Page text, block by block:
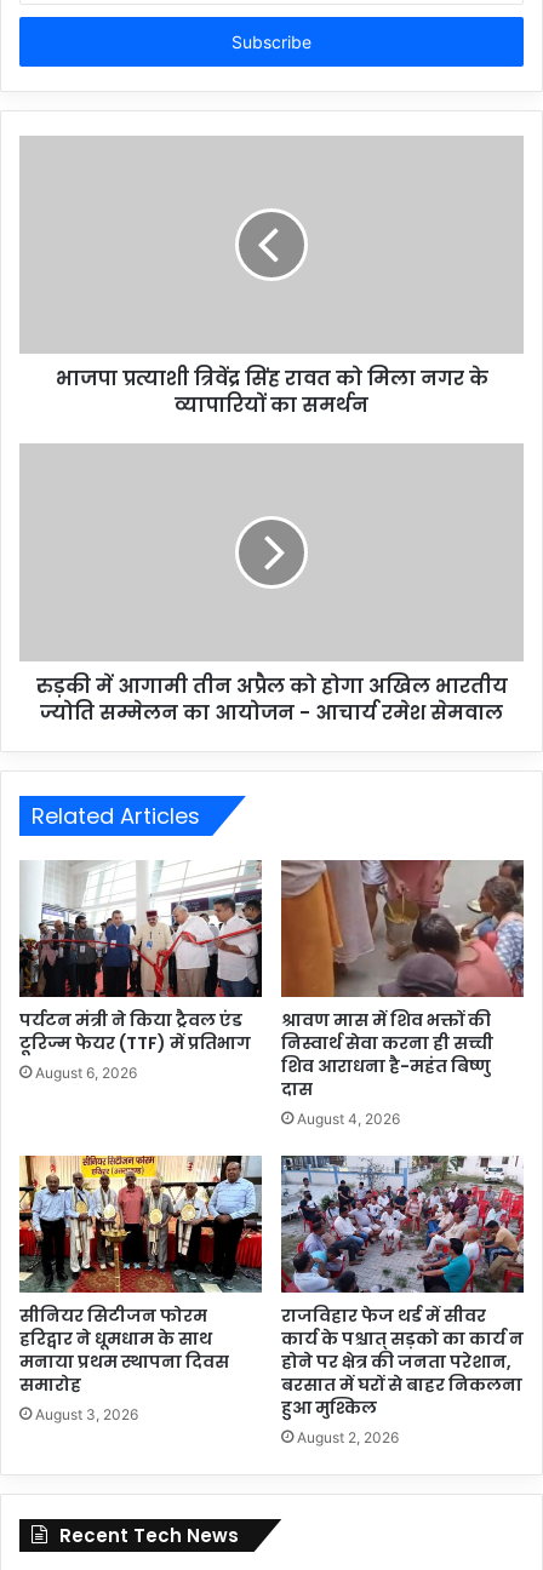
Email
भाजपा प्रत्याशी त्रिवेंद्र सिंह रावत को मिला नगर के
व्यापारियों का समर्थन
रुड़की में आगामी तीन अप्रैल को होगा अखिल भारतीय
ज्योति सम्मेलन का आयोजन - आचार्य रमेश सेमवाल
Related Articles
पर्यटन मंत्री ने किया ट्रैवल एंड
टूरिज्म फेयर (TTF) में प्रतिभाग
August 6, 2026
श्रावण मास में शिव भक्तों की
निस्वार्थ सेवा करना ही सच्ची
शिव आराधना है-महंत बिष्णु
दास
August 4, 2026
सीनियर सिटीजन फोरम
हरिद्वार ने धूमधाम के साथ
मनाया प्रथम स्थापना दिवस
समारोह
August 3, 2026
राजविहार फेज थर्ड में सीवर
कार्य के पश्चात् सड़को का कार्य न
होने पर क्षेत्र की जनता परेशान,
बरसात में घरों से बाहर निकलना
हुआ मुश्किल
August 2, 2026
Recent Tech News